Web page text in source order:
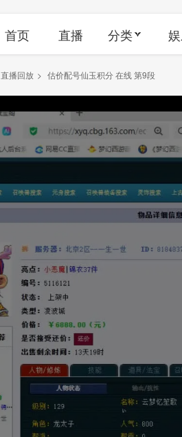
首页 直播 分类
直播回放 > 估价配号仙玉积分 在线 第9段